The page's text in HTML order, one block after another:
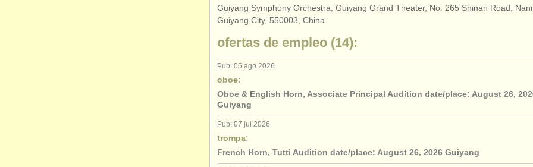
Guiyang Symphony Orchestra, Guiyang Grand Theater, No. 265 Shinan Road,
Guiyang City, 550003, China.
ofertas de empleo (14):
Pub: 05 ago 2026
oboe:
Oboe & English Horn, Associate Principal Audition date/place: August 26,
Guiyang
Pub: 07 jul 2026
trompa:
French Horn, Tutti Audition date/place: August 26, 2026 Guiyang